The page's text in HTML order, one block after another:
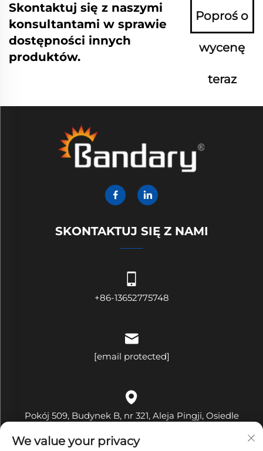
Skontaktuj się z naszymi
konsultantami w sprawie
dostępności innych
produktów.
Poproś o
wycenę
teraz
SKONTAKTUJ SIĘ Z NAMI
+86-13652775748
[email protected]
Pokój 509, Budynek B, nr 321, Aleja Pingji, Osiedle
Shenzhen, Prowincja Guangdong, Chiny
We value your privacy